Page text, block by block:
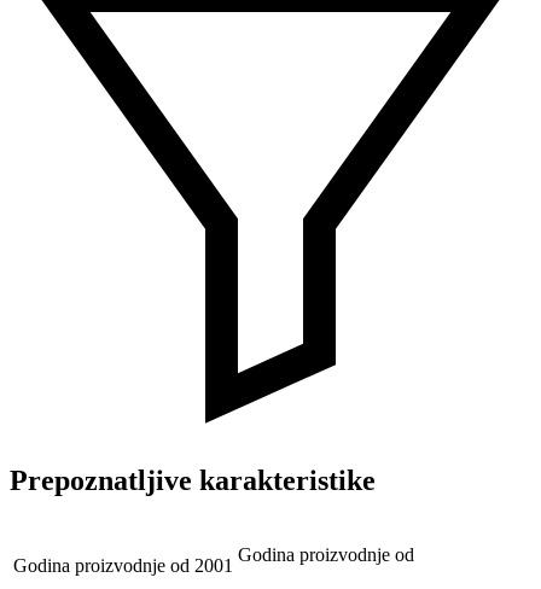
Prepoznatljive karakteristike
Godina proizvodnje od 2001
Godina proizvodnje od